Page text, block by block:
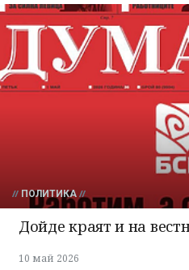
ПОЛИТИКА
Дойде краят и на
10 май 2026